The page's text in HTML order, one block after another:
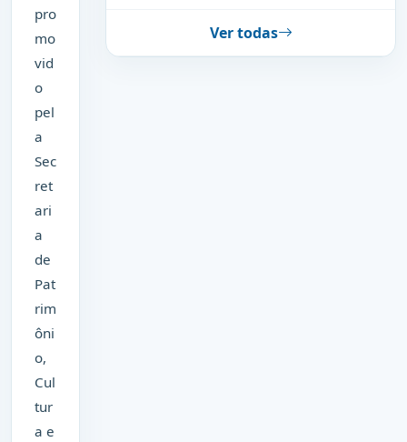
pro
mo
vid
o
pel
a
Sec
ret
ari
a
de
Pat
rim
ôni
o,
Cul
tur
a e
Ver todas